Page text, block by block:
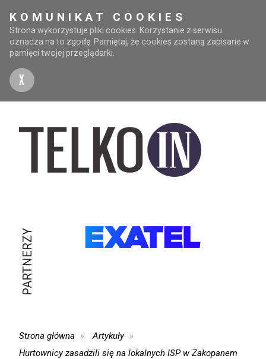
KOMUNIKAT COOKIES
Strona wykorzystuje pliki cookies. Korzystanie z serwisu
oznacza na to zgodę. Pamiętaj, że cookies zostaną zapisane w
pamięci twojej przeglądarki.
X
PARTNERZY
Strona główna
Artykuły
Hurtownicy zasadzili się na lokalnych ISP w Zakopanem